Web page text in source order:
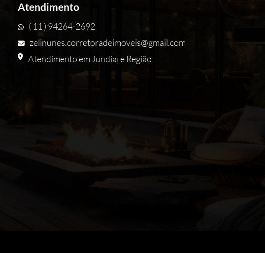
Atendimento
( 11 ) 94264-2692
zelinunes.corretoradeimoveis@gmail.com
Atendimento em Jundiaí e Região